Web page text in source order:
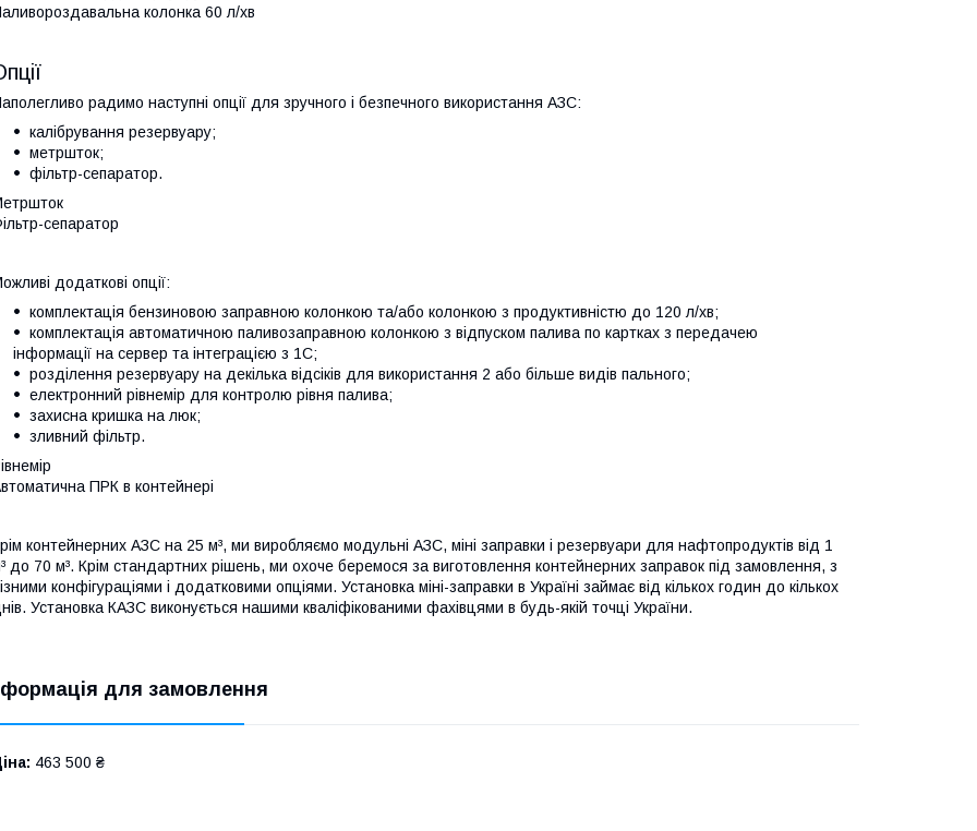
колонка 60 л/хв
радимо наступні опції для зручного і безпечного використання АЗС:
калібрування резервуару;
метршток;
фільтр-сепаратор.
сепаратор
додаткові опції:
комплектація бензиновою заправною колонкою та/або колонкою з продуктивністю до 120 л/хв;
комплектація автоматичною паливозаправною колонкою з відпуском палива по картках з передачею
інформації на сервер та інтеграцією з 1С;
розділення резервуару на декілька відсіків для використання 2 або більше видів пального;
електронний рівнемір для контролю рівня палива;
захисна кришка на люк;
зливний фільтр.
ПРК в контейнері
контейнерних АЗС на 25 м³, ми виробляємо модульні АЗС, міні заправки і резервуари для нафтопродуктів від 1
до 70 м³. Крім стандартних рішень, ми охоче беремося за виготовлення контейнерних заправок під замовлення, з
конфігураціями і додатковими опціями. Установка міні-заправки в Україні займає від кількох годин до кількох
Установка КАЗС виконується нашими кваліфікованими фахівцями в будь-якій точці України.
для замовлення
463 500 ₴